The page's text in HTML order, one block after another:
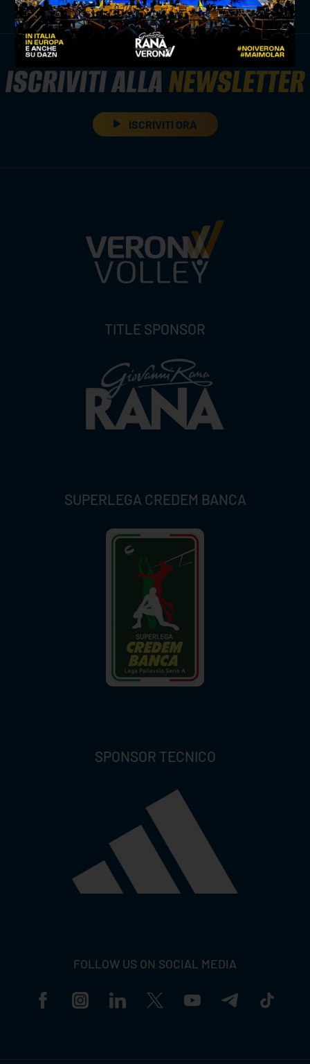
ISCRIVITI ALLANEWSLETTER
ISCRIVITI ORA
TITLE SPONSOR
SUPERLEGA CREDEM BANCA
SPONSOR TECNICO
FOLLOW US ON SOCIAL MEDIA